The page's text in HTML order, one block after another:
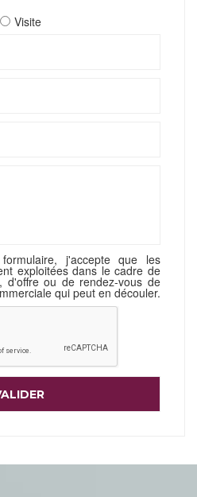
Visite
j'accepte que les
exploitées dans le cadre de
d'offre ou de rendez-vous de
qui peut en découler.